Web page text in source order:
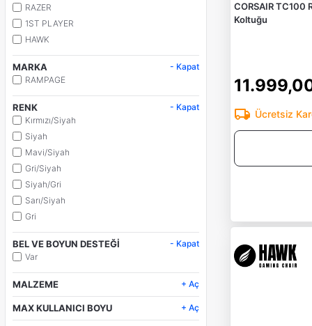
RAZER
1ST PLAYER
HAWK
MARKA
- Kapat
RAMPAGE
RENK
- Kapat
Kırmızı/Siyah
Siyah
Mavi/Siyah
Gri/Siyah
Siyah/Gri
Sarı/Siyah
Gri
BEL VE BOYUN DESTEĞİ
- Kapat
Var
MALZEME
+ Aç
Suni Deri
Kumaş
MAX KULLANICI BOYU
+ Aç
195 cm
CORSAIR TC100
Koltuğu
Ücretsiz